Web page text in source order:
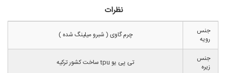
نظرات
جنس
رویه
چرم گاوی ( شبرو میلینگ شده )
جنس
زیره
تی پی یو tpu ساخت کشور ترکیه